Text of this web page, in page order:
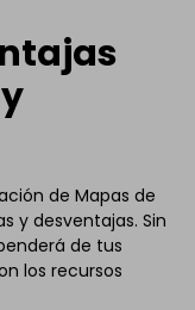
de Mapas de
y desventajas. Sin
de tus
los recursos